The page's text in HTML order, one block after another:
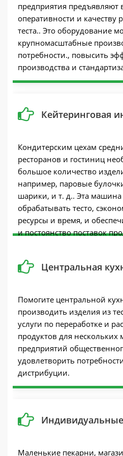
предприятия предъявляют
оперативности и качеству
теста.. Это оборудование
крупномасштабные
потребности., повысить
производства и
Кейтеринговая
Кондитерским цехам
ресторанов и гостиниц
большое количество
например, паровые
шарики, и т. д.. Эта
обрабатывать тесто,
ресурсы и время, и
и постоянство поставок
Центральная
Помогите центральной
производить изделия из
услуги по переработке и
продуктов для нескольких
предприятий
удовлетворить
дистрибуции.
Маленькие пекарни,